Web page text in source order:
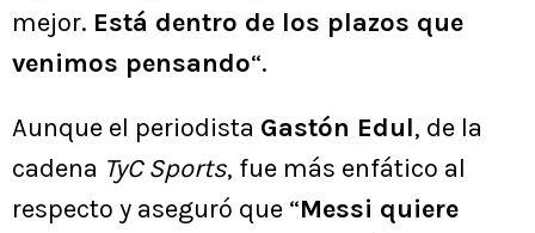
mejor. Está dentro de los plazos que
venimos pensando“.
Aunque el periodista Gastón Edul, de la
cadena TyC Sports, fue más enfático al
respecto y aseguró que “Messi quiere